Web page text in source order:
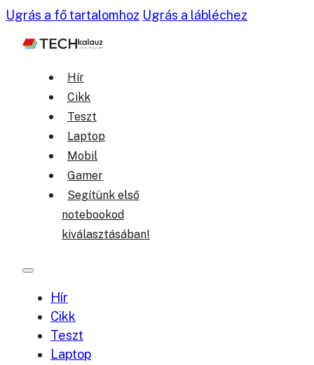
Ugrás a fő tartalomhoz Ugrás a lábléchez
Hír
Cikk
Teszt
Laptop
Mobil
Gamer
Segítünk első
notebookod
kiválasztásában!
Hír
Cikk
Teszt
Laptop